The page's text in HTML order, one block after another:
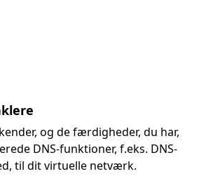
og de færdigheder, du har,
DNS-funktioner, f.eks. DNS-
til dit virtuelle netværk.